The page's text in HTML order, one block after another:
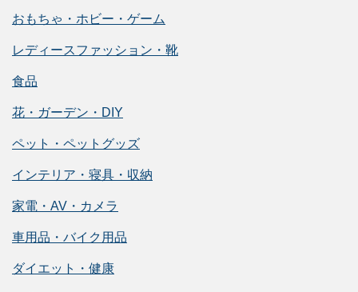
おもちゃ・ホビー・ゲーム
レディースファッション・靴
食品
花・ガーデン・DIY
ペット・ペットグッズ
インテリア・寝具・収納
家電・AV・カメラ
車用品・バイク用品
ダイエット・健康